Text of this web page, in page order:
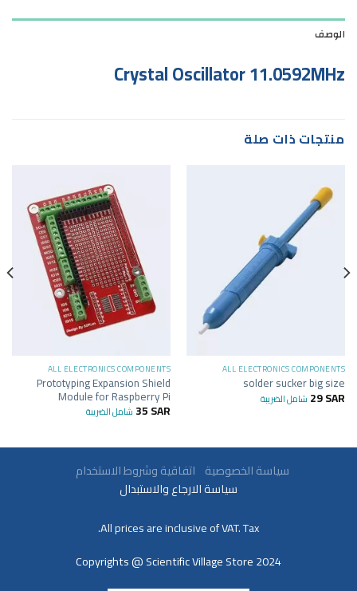
الوصف
Crystal Oscillator 11.0592MHz
منتجات ذات صلة
ALL ELECTRONICS COMPONENTS
solder sucker big size
29SAR شامل الضريبة
ALL ELECTRONICS COMPONENTS
Prototyping Expansion Shield
Module for Raspberry Pi
35SAR شامل الضريبة
سياسة الخصوصية اتفاقية وشروط الاستخدام
سياسة الارجاع والاستبدال
All prices are inclusive of VAT. Tax.
Copyrights @ Scientific Village Store 2024